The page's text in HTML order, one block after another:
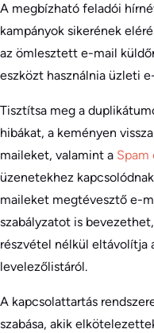
A megbízható feladói
kampányok sikerének
az ömlesztett e-mail
eszközt használnia üzleti
Tisztítsa meg a
hibákat, a keményen
maileket, valamint a Spam
üzenetekhez
maileket megtévesztő e-
szabályzatot is
részvétel nélkül eltávolítja
levelezőlistáról.
A kapcsolattartás
szabása, akik